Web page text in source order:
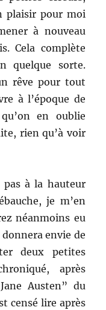
plaisir pour moi
à nouveau
Cela complète
quelque sorte.
rêve pour tout
à l’époque de
en oublie
rien qu’à voir
à la hauteur
je m’en
néanmoins eu
envie de
deux petites
après
Austen” du
censé lire après